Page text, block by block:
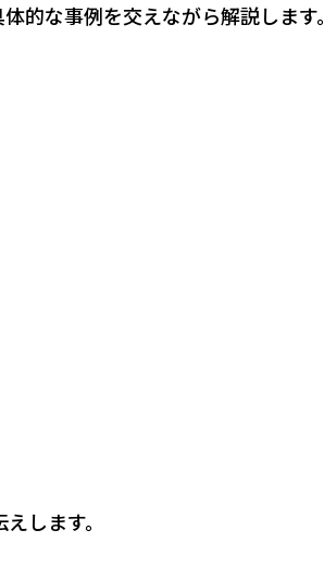
的な事例を交えながら解説します。
します。